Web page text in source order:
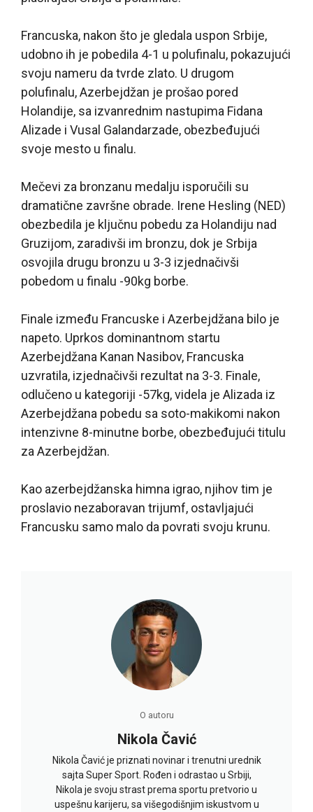
Francuska, nakon što je gledala uspon Srbije,
udobno ih je pobedila 4-1 u polufinalu, pokazujući
svoju nameru da tvrde zlato. U drugom
polufinalu, Azerbejdžan je prošao pored
Holandije, sa izvanrednim nastupima Fidana
Alizade i Vusal Galandarzade, obezbeđujući
svoje mesto u finalu.
Mečevi za bronzanu medalju isporučili su
dramatične završne obrade. Irene Hesling (NED)
obezbedila je ključnu pobedu za Holandiju nad
Gruzijom, zaradivši im bronzu, dok je Srbija
osvojila drugu bronzu u 3-3 izjednačivši
pobedom u finalu -90kg borbe.
Finale između Francuske i Azerbejdžana bilo je
napeto. Uprkos dominantnom startu
Azerbejdžana Kanan Nasibov, Francuska
uzvratila, izjednačivši rezultat na 3-3. Finale,
odlučeno u kategoriji -57kg, videla je Alizada iz
Azerbejdžana pobedu sa soto-makikomi nakon
intenzivne 8-minutne borbe, obezbeđujući titulu
za Azerbejdžan.
Kao azerbejdžanska himna igrao, njihov tim je
proslavio nezaboravan trijumf, ostavljajući
Francusku samo malo da povrati svoju krunu.
O autoru
Nikola Čavić
Nikola Čavić je priznati novinar i trenutni urednik
sajta Super Sport. Rođen i odrastao u Srbiji,
Nikola je svoju strast prema sportu pretvorio u
uspešnu karijeru, sa višegodišnjim iskustvom u